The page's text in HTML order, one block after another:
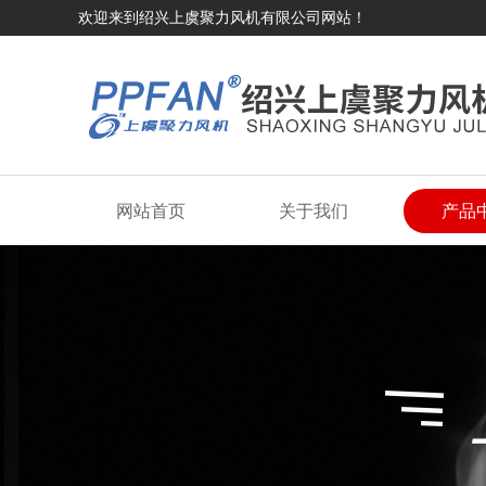
欢迎来到绍兴上虞聚力风机有限公司网站！
网站首页 关于我们 产品